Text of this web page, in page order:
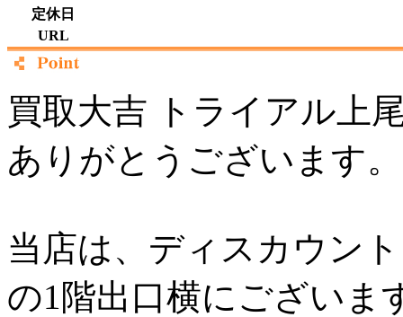
定休日
URL
買取大吉 トライアル上
ありがとうございます。
当店は、ディスカウン
の1階出口横にございま